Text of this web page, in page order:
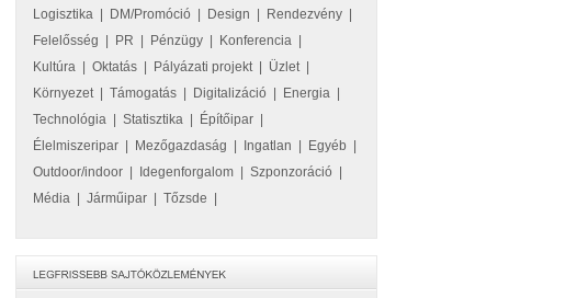
Logisztika
DM/Promóció Design Rendezvény
Felelősség
PR Pénzügy Konferencia
Kultúra
Oktatás Pályázati projekt| Üzlet|
Környezet| Támogatás Digitalizáció Energia
Technológia
Statisztika Építőipar
Élelmiszeripar
Mezőgazdaság Ingatlan Egyéb
Outdoor/indoor
Idegenforgalom Szponzoráció
Média
Járműipar Tőzsde